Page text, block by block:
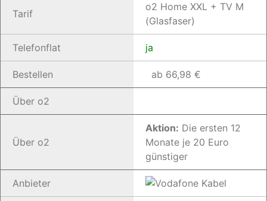
Tarif
o2 Home XXL + TV M
(Glasfaser)
Telefonflat ja
Bestellen ab 66,98 €
Über o2
Über o2
Aktion: Die ersten 12
Monate je 20 Euro
günstiger
Anbieter